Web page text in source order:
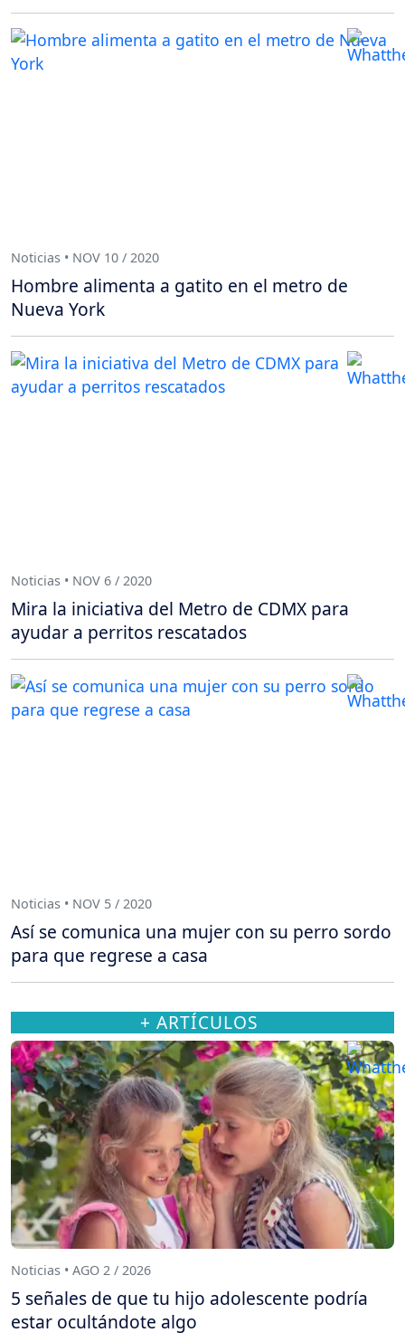
Noticias • NOV 10 / 2020
Hombre alimenta a gatito en el metro de
Nueva York
Noticias • NOV 6 / 2020
Mira la iniciativa del Metro de CDMX para
ayudar a perritos rescatados
Noticias • NOV 5 / 2020
Así se comunica una mujer con su perro sordo
para que regrese a casa
+ ARTÍCULOS
Noticias • AGO 2 / 2026
5 señales de que tu hijo adolescente podría
estar ocultándote algo